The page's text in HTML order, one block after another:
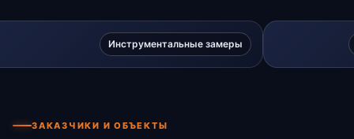
Инструментальные замеры
ЗАКАЗЧИКИ И ОБЪЕКТЫ